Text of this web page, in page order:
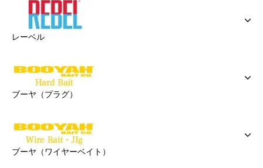
レーベル
ブーヤ（プラグ）
ブーヤ（ワイヤーベイト）